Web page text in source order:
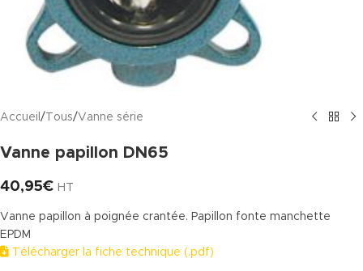
Accueil /Tous/Vanne série
Vanne papillon DN65
40,95€ HT
Vanne papillon à poignée crantée. Papillon fonte manchette
EPDM
Télécharger la fiche technique (.pdf)